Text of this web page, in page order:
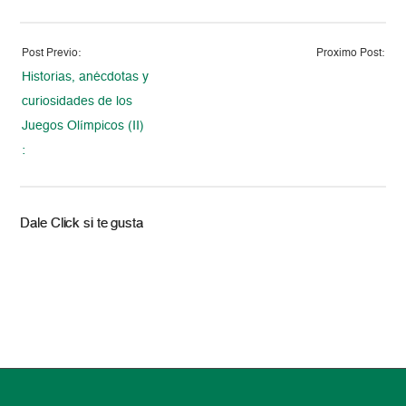
Post Previo:
Historias, anécdotas y
curiosidades de los
Juegos Olímpicos (II)
:
Proximo Post:
Dale Click si te gusta